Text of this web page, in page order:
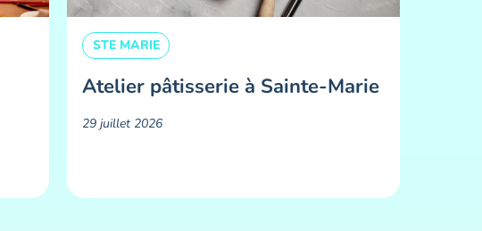
STE MARIE
Atelier pâtisserie à Sainte-Marie
29 juillet 2026